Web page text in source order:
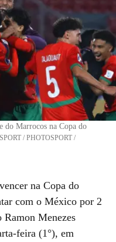
do Marrocos na Copa do
/ PHOTOSPORT /
na Copa do
com o México por 2
Menezes
feira (1°), em